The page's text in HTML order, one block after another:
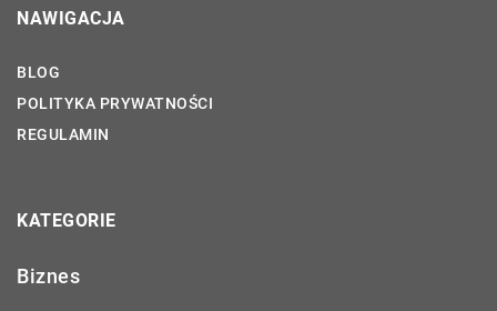
NAWIGACJA
BLOG
POLITYKA PRYWATNOŚCI
REGULAMIN
KATEGORIE
Biznes